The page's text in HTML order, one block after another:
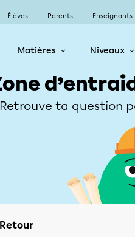
Élèves Parents Enseignants
Matières Niveaux
ta question
Retour